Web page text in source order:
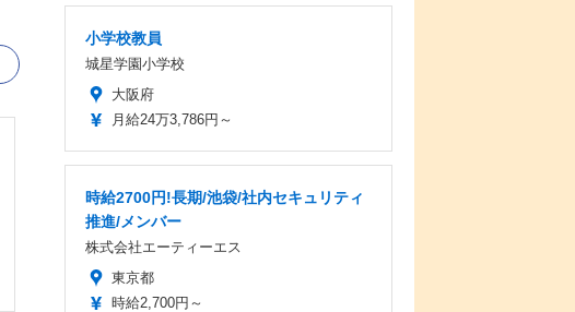
小学校教員
城星学園小学校
大阪府
月給24万3,786円～
時給2700円!長期/池袋/社内セキュリティ
推進/メンバー
株式会社エーティーエス
東京都
時給2,700円～